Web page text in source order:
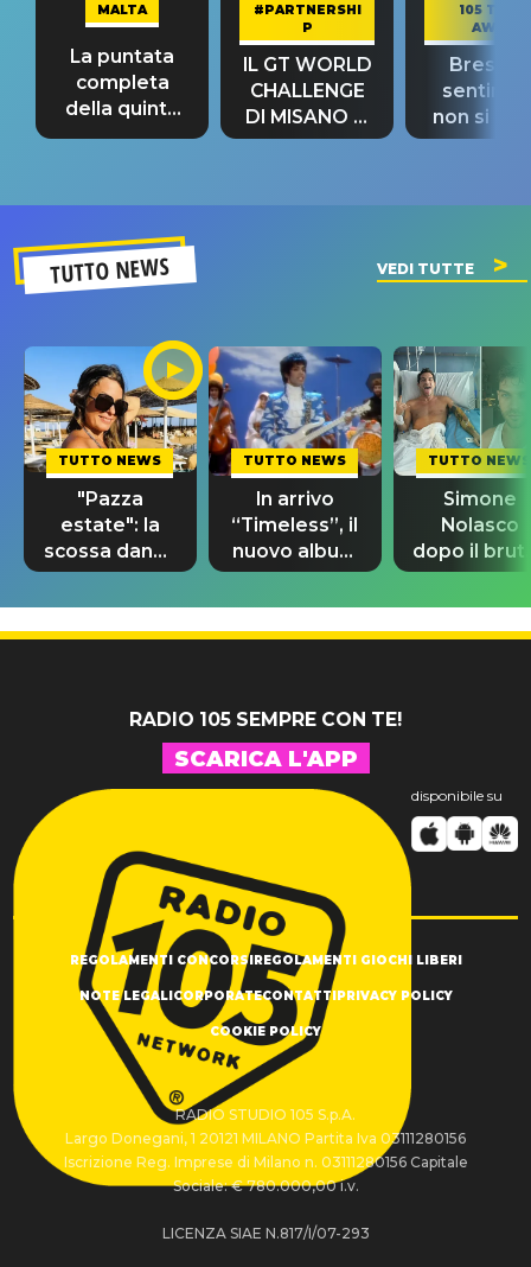
MALTA
La puntata
completa
della quinta
tappa
#PARTNERSHI
P
IL GT WORLD
CHALLENGE
DI MISANO si
riconferma
105 TAKE
AWAY
Bresh:
non si
fino alla
TUTTO NEWS VEDI TUTTE
TUTTO NEWS
"Pazza
estate": la
scossa dance
di Sara
Tommasi
TUTTO NEWS
In arrivo
“Timeless”, il
nuovo album
di Prince con
10 brani
inediti
TUTTO NEWS
Simone
Nolasco
dopo il
incidente:
"Sono così
grato alla
RADIO 105 SEMPRE CON TE!
SCARICA L'APP
disponibile su
REGOLAMENTI CONCORSIREGOLAMENTI GIOCHI LIBERI
NOTE LEGALICORPORATECONTATTIPRIVACY POLICY
COOKIE POLICY
RADIO STUDIO 105 S.p.A.
Largo Donegani, 1 20121 MILANO Partita Iva 03111280156
Iscrizione Reg. Imprese di Milano n. 03111280156 Capitale
Sociale: € 780.000,00 i.v.
LICENZA SIAE N.817/I/07-293